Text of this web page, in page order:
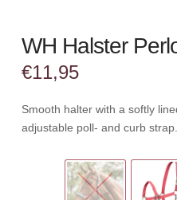
WH Halster
€11,95
Smooth halter with a softly
adjustable poll- and curb